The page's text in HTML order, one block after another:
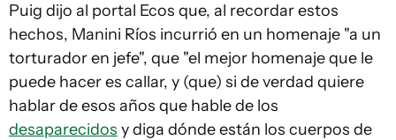
Puig dijo al portal Ecos que, al recordar estos
hechos, Manini Ríos incurrió en un homenaje "a un
torturador en jefe", que "el mejor homenaje que le
puede hacer es callar, y (que) si de verdad quiere
hablar de esos años que hable de los
desaparecidos y diga dónde están los cuerpos de